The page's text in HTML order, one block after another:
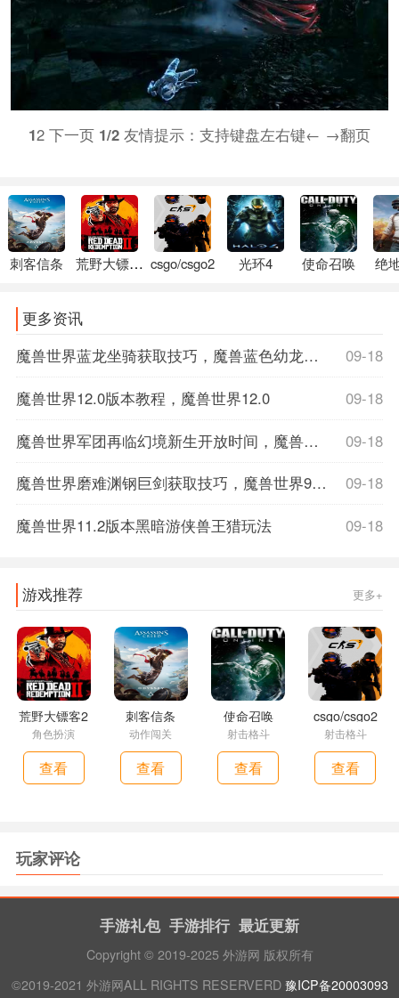
12 下一页 1/2 友情提示：支持键盘左右键← →翻页
刺客信条 荒野大镖客2 csgo/csgo2 光环4 使命召唤 绝
更多资讯
09-18
魔兽世界蓝龙坐骑获取技巧，魔兽蓝色幼龙坐骑
09-18
魔兽世界12.0版本教程，魔兽世界12.0
09-18
魔兽世界军团再临幻境新生开放时间，魔兽世界军团再临数据库
09-18
魔兽世界磨难渊钢巨剑获取技巧，魔兽世界9.1磨难词缀
09-18
魔兽世界11.2版本黑暗游侠兽王猎玩法
游戏推荐 更多+
荒野大镖客2
角色扮演
查看
刺客信条
动作闯关
查看
使命召唤
射击格斗
查看
csgo/csgo2
射击格斗
查看
玩家评论
手游礼包 手游排行 最近更新
Copyright © 2019-2025 外游网 版权所有
©2019-2021 外游网ALL RIGHTS RESERVERD 豫ICP备20003093